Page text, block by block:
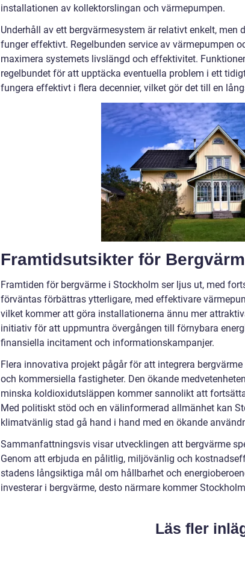
installationen av kollektorslingan och värmepumpen.
Underhåll av ett bergvärmesystem är relativt enkelt,
funger effektivt. Regelbunden service av värmepumpen
maximera systemets livslängd och effektivitet.
regelbundet för att upptäcka eventuella problem i ett
fungera effektivt i flera decennier, vilket gör det till en
Framtidsutsikter för
Framtiden för bergvärme i Stockholm ser ljus ut, med
förväntas förbättras ytterligare, med effektivare
vilket kommer att göra installationerna ännu mer
initiativ för att uppmuntra övergången till förnybara
finansiella incitament och informationskampanjer.
Flera innovativa projekt pågår för att integrera
och kommersiella fastigheter. Den ökande
minska koldioxidutsläppen kommer sannolikt att
Med politiskt stöd och en välinformerad allmänhet kan
klimatvänlig stad gå hand i hand med en ökande
Sammanfattningsvis visar utvecklingen att bergvärme
Genom att erbjuda en pålitlig, miljövänlig och
stadens långsiktiga mål om hållbarhet och
investerar i bergvärme, desto närmare kommer
Läs fler